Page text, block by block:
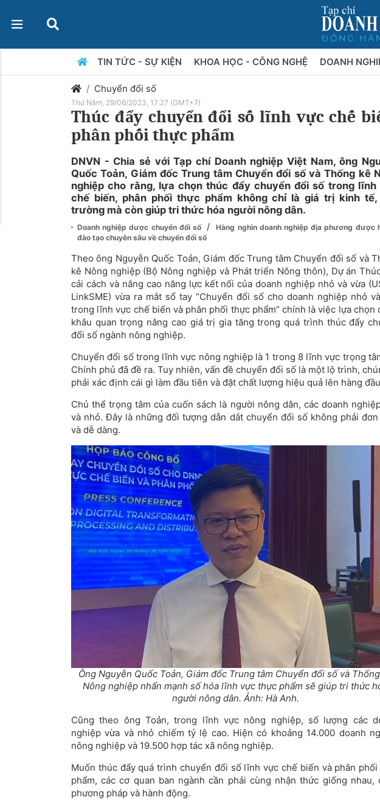
TIN TỨC - SỰ KIỆN KHOA HỌC - CÔNG NGHỆ DOANH
Chuyển đổi số
Thứ Năm, 29/06/2023, 17:27 (GMT+7)
Thúc đẩy chuyển đổi số lĩnh vực chế
phân phối thực phẩm
DNVN - Chia sẻ với Tạp chí Doanh nghiệp Việt Nam, ông
Quốc Toản, Giám đốc Trung tâm Chuyển đổi số và Thống kê
nghiệp cho rằng, lựa chọn thúc đẩy chuyển đổi số trong lĩnh
chế biến, phân phối thực phẩm không chỉ là giá trị kinh tế,
trường mà còn giúp tri thức hóa người nông dân.
Doanh nghiệp dược chuyển đổi số /
Hàng nghìn doanh nghiệp địa phương được
đào tạo chuyên sâu về chuyển đổi số
Theo ông Nguyễn Quốc Toản, Giám đốc Trung tâm Chuyển đổi số và
kê Nông nghiệp (Bộ Nông nghiệp và Phát triển Nông thôn), Dự án
cải cách và nâng cao năng lực kết nối của doanh nghiệp nhỏ và vừa
LinkSME) vừa ra mắt sổ tay “Chuyển đổi số cho doanh nghiệp nhỏ
trong lĩnh vực chế biến và phân phối thực phẩm” chính là việc lựa chọn
khâu quan trọng nâng cao giá trị gia tăng trong quá trình thúc đẩy
đổi số ngành nông nghiệp.
Chuyển đổi số trong lĩnh vực nông nghiệp là 1 trong 8 lĩnh vực trọng
Chính phủ đã đề ra. Tuy nhiên, vấn đề chuyển đổi số là một lộ trình,
phải xác định cái gì làm đầu tiên và đặt chất lượng hiệu quả lên hàng
Chủ thể trọng tâm của cuốn sách là người nông dân, các doanh
và nhỏ. Đây là những đối tượng dẫn dắt chuyển đổi số không phải đơn
và dễ dàng.
Ông Nguyễn Quốc Toản, Giám đốc Trung tâm Chuyển đổi số và
Nông nghiệp nhấn mạnh số hóa lĩnh vực thực phẩm sẽ giúp tri thức
người nông dân. Ảnh: Hà Anh.
Cũng theo ông Toản, trong lĩnh vực nông nghiệp, số lượng các
nghiệp vừa và nhỏ chiếm tỷ lệ cao. Hiện có khoảng 14.000 doanh
nông nghiệp và 19.500 hợp tác xã nông nghiệp.
Muốn thúc đẩy quá trình chuyển đổi số lĩnh vực chế biến và phân
phẩm, các cơ quan ban ngành cần phải cùng nhận thức giống nhau,
phương pháp và hành động.